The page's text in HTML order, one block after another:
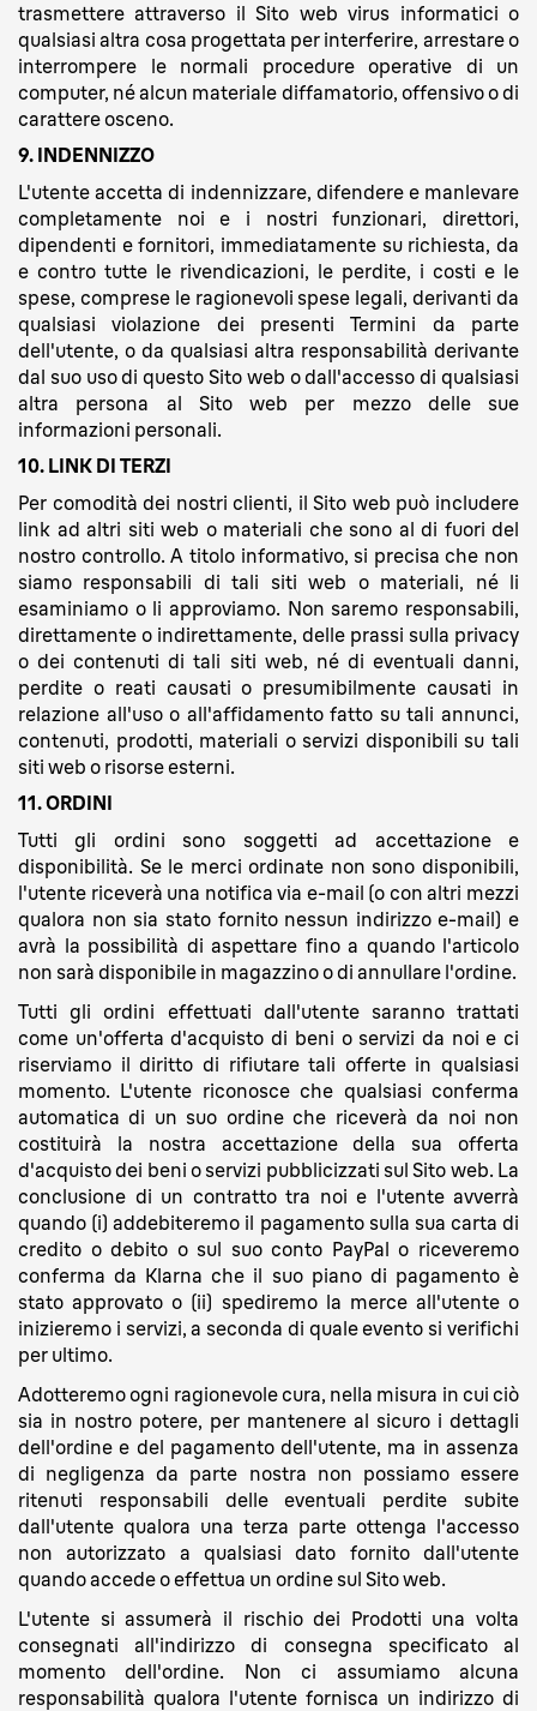
trasmettere attraverso il Sito web virus informatici o
qualsiasi altra cosa progettata per interferire, arrestare o
interrompere le normali procedure operative di un
computer, né alcun materiale diffamatorio, offensivo o di
carattere osceno.
9. INDENNIZZO
L'utente accetta di indennizzare, difendere e manlevare
completamente noi e i nostri funzionari, direttori,
dipendenti e fornitori, immediatamente su richiesta, da
e contro tutte le rivendicazioni, le perdite, i costi e le
spese, comprese le ragionevoli spese legali, derivanti da
qualsiasi violazione dei presenti Termini da parte
dell'utente, o da qualsiasi altra responsabilità derivante
dal suo uso di questo Sito web o dall'accesso di qualsiasi
altra persona al Sito web per mezzo delle sue
informazioni personali.
10. LINK DI TERZI
Per comodità dei nostri clienti, il Sito web può includere
link ad altri siti web o materiali che sono al di fuori del
nostro controllo. A titolo informativo, si precisa che non
siamo responsabili di tali siti web o materiali, né li
esaminiamo o li approviamo. Non saremo responsabili,
direttamente o indirettamente, delle prassi sulla privacy
o dei contenuti di tali siti web, né di eventuali danni,
perdite o reati causati o presumibilmente causati in
relazione all'uso o all'affidamento fatto su tali annunci,
contenuti, prodotti, materiali o servizi disponibili su tali
siti web o risorse esterni.
11. ORDINI
Tutti gli ordini sono soggetti ad accettazione e
disponibilità. Se le merci ordinate non sono disponibili,
l'utente riceverà una notifica via e-mail (o con altri mezzi
qualora non sia stato fornito nessun indirizzo e-mail) e
avrà la possibilità di aspettare fino a quando l'articolo
non sarà disponibile in magazzino o di annullare l'ordine.
Tutti gli ordini effettuati dall'utente saranno trattati
come un'offerta d'acquisto di beni o servizi da noi e ci
riserviamo il diritto di rifiutare tali offerte in qualsiasi
momento. L'utente riconosce che qualsiasi conferma
automatica di un suo ordine che riceverà da noi non
costituirà la nostra accettazione della sua offerta
d'acquisto dei beni o servizi pubblicizzati sul Sito web. La
conclusione di un contratto tra noi e l'utente avverrà
quando (i) addebiteremo il pagamento sulla sua carta di
credito o debito o sul suo conto PayPal o riceveremo
conferma da Klarna che il suo piano di pagamento è
stato approvato o (ii) spediremo la merce all'utente o
inizieremo i servizi, a seconda di quale evento si verifichi
per ultimo.
Adotteremo ogni ragionevole cura, nella misura in cui ciò
sia in nostro potere, per mantenere al sicuro i dettagli
dell'ordine e del pagamento dell'utente, ma in assenza
di negligenza da parte nostra non possiamo essere
ritenuti responsabili delle eventuali perdite subite
dall'utente qualora una terza parte ottenga l'accesso
non autorizzato a qualsiasi dato fornito dall'utente
quando accede o effettua un ordine sul Sito web.
L'utente si assumerà il rischio dei Prodotti una volta
consegnati all'indirizzo di consegna specificato al
momento dell'ordine. Non ci assumiamo alcuna
responsabilità qualora l'utente fornisca un indirizzo di